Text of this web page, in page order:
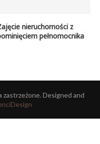
nieruchomości z
pełnomocnika
Designed and